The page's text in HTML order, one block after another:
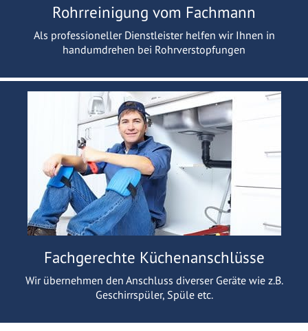
Rohrreinigung vom Fachmann
Als professioneller Dienstleister helfen wir Ihnen in
handumdrehen bei Rohrverstopfungen
Fachgerechte Küchenanschlüsse
Wir übernehmen den Anschluss diverser Geräte wie z.B.
Geschirrspüler, Spüle etc.